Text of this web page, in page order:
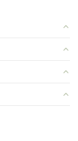
1.37 m²
9.45 m²
11.4 m²